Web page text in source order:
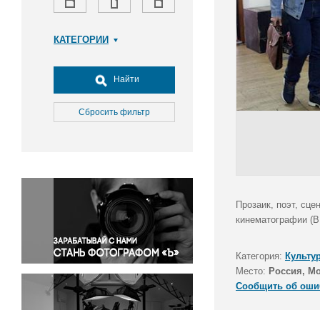
КАТЕГОРИИ
Досуг, туризм и отдых
Культура
Медицина
Окружающая среда
Политика
Правосудие
Происшествия и конфликты
Религия
Светская жизнь
Спорт
Найти
Сбросить фильтр
Прозаик, поэт,
кинематографии
Категория:
Место: Россия,
Сообщить об